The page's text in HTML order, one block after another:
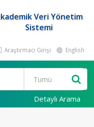
Veri Yönetim
Sistemi
Araştırmacı Girişi English
Detaylı Arama